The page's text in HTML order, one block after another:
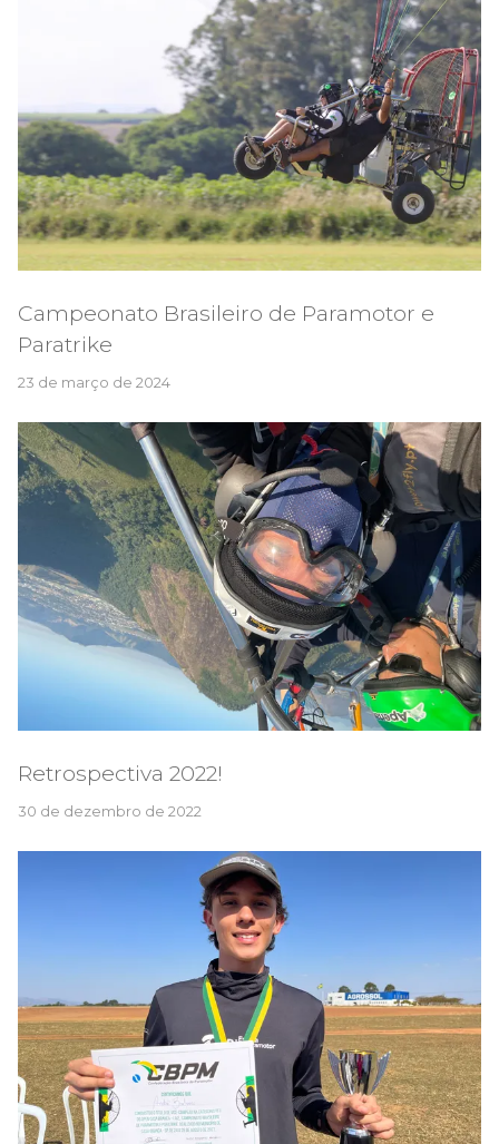
Campeonato Brasileiro de Paramotor e
Paratrike
23 de março de 2024
Retrospectiva 2022!
30 de dezembro de 2022